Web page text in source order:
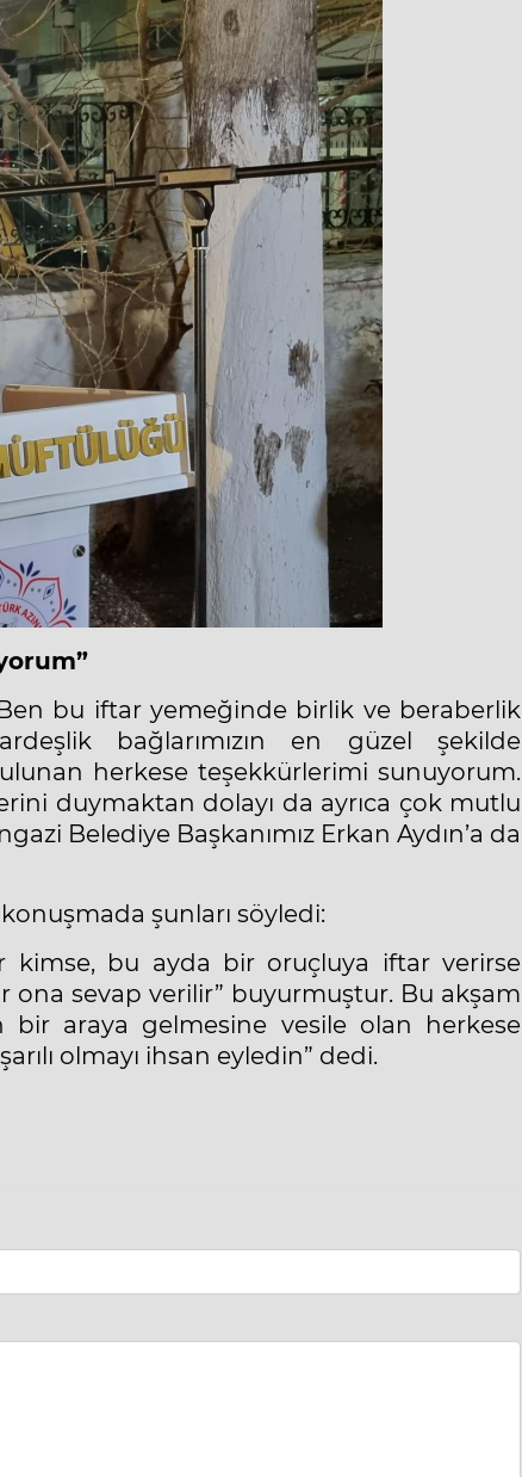
bu iftar yemeğinde birlik ve beraberlik
bağlarımızın en güzel şekilde
herkese teşekkürlerimi sunuyorum.
duymaktan dolayı da ayrıca çok mutlu
Belediye Başkanımız Erkan Aydın’a da
şunları söyledi:
kimse, bu ayda bir oruçluya iftar verirse
ona sevap verilir” buyurmuştur. Bu akşam
araya gelmesine vesile olan herkese
olmayı ihsan eyledin” dedi.